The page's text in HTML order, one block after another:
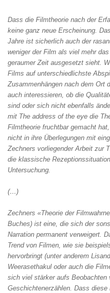
Dass die Filmtheorie nach der
keine ganz neue Erscheinung.
Jahre ist sicherlich auch der
weniger der Film als viel mehr
geraumer Zeit ausgesetzt sieht.
Films auf unterschiedlichste
Zusammenhängen nach dem Ort
auch interessieren, ob die
sind oder sich nicht ebenfalls
mit The address of the eye die
Filmtheorie fruchtbar gemacht
nicht in ihre Überlegungen mit
Zechners vorliegender Arbeit zur
die klassische
Untersuchung.
(…)
Zechners «Theorie der
Buches) ist eine, die sich der
Narration permanent verweigert.
Trend von Filmen, wie sie
hervorbringt (unter anderem
Weerasethakul oder auch die
sich viel stärker aufs Beobachten
Geschichtenerzählen. Dass